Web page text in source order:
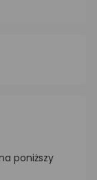
poniższy